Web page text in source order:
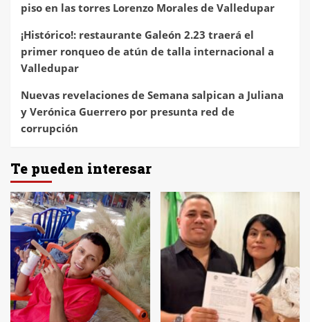
piso en las torres Lorenzo Morales de Valledupar
¡Histórico!: restaurante Galeón 2.23 traerá el
primer ronqueo de atún de talla internacional a
Valledupar
Nuevas revelaciones de Semana salpican a Juliana
y Verónica Guerrero por presunta red de
corrupción
Te pueden interesar